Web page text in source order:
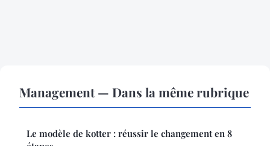
Management — Dans la même rubrique
Le modèle de kotter : réussir le changement en 8